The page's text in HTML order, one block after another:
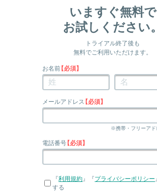
いますぐ無料で
お試しください。
トライアル終了後も
無料でご利用いただけます。
お名前【必須】
メールアドレス【必須】
※携帯・フリーアド
電話番号【必須】
『利用規約』『プライバシーポリシー
する